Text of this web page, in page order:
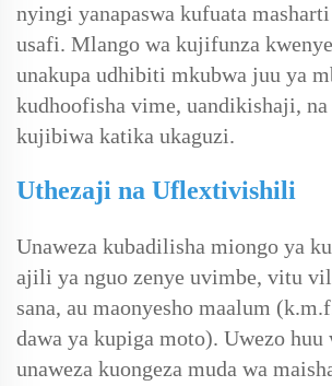
nyingi yanapaswa kufuata
usafi. Mlango wa kujifunza
unakupa udhibiti mkubwa juu ya
kudhoofisha vime, uandikishaji, na
kujibiwa katika ukaguzi.
Uthezaji na Uflextivishili
Unaweza kubadilisha miongo ya
ajili ya nguo zenye uvimbe, vitu
sana, au maonyesho maalum
dawa ya kupiga moto). Uwezo huu
unaweza kuongeza muda wa